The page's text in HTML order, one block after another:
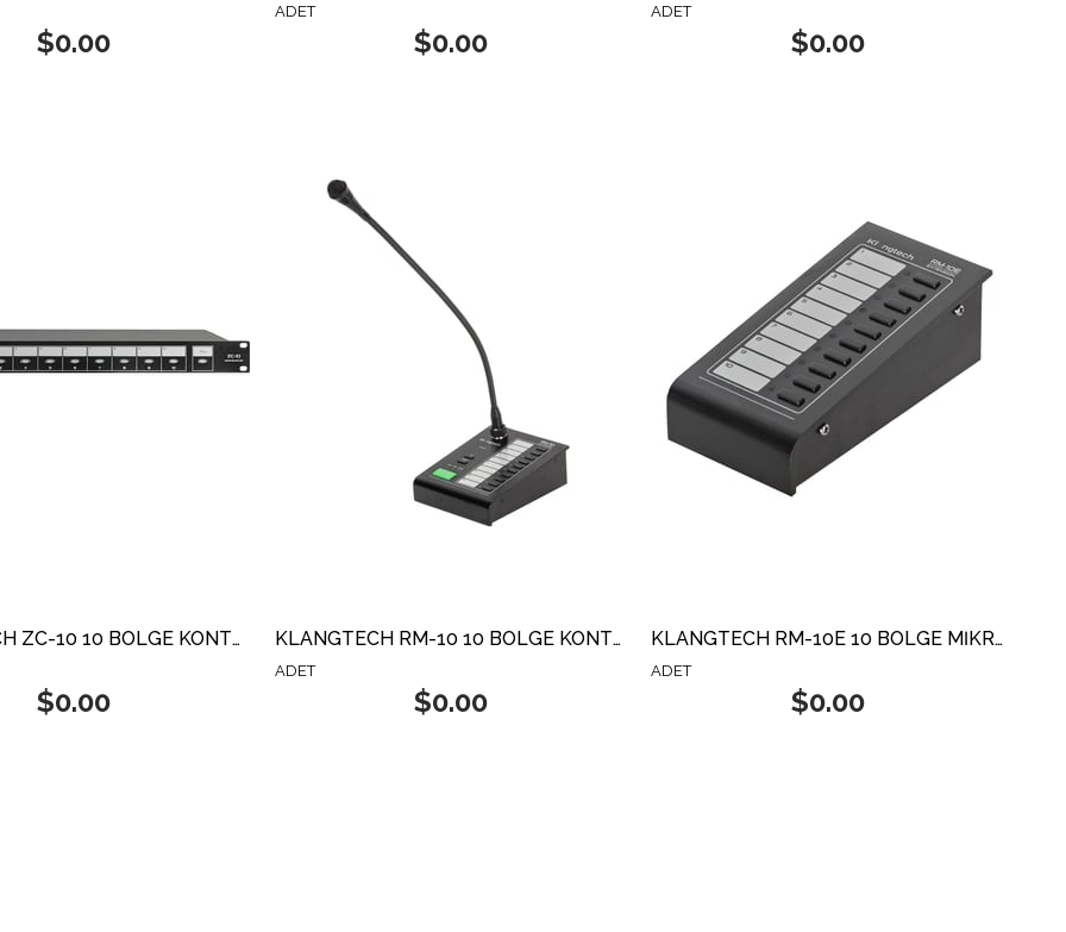
$0.00
ADET
$0.00
ADET
$0.00
KLANGTECH ZC-10 10 BÖLGE KONTROL SİSTEMİ
$0.00
KLANGTECH RM-10 10 BÖLGE KONTOLLÜ MİKROFON ÜNİTESİ
ADET
$0.00
KLANGTECH RM-10E 10 BÖLGE MİKROFON GENİŞLEME ÜNİTESİ
ADET
$0.00